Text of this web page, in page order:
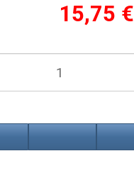
15,75 €